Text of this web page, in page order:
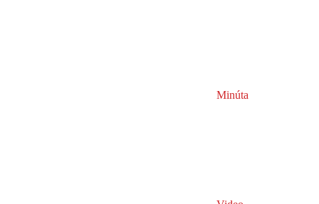
Minúta